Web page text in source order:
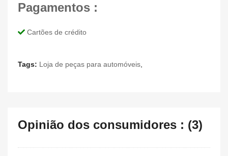
Pagamentos :
Cartões de crédito
Tags: Loja de peças para automóveis
Opinião dos consumidores : (3)